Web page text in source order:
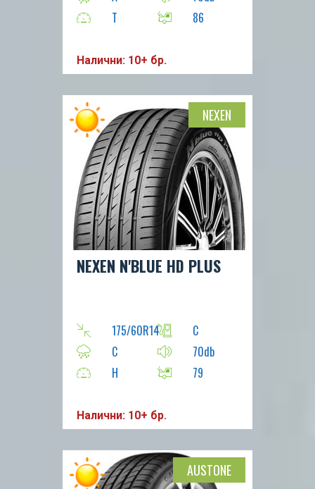
T
86
Налични: 10+ бр.
NEXEN N'BLUE HD PLUS
175/60R14
C
C
70db
H
79
Налични: 10+ бр.
NEXEN
AUSTONE